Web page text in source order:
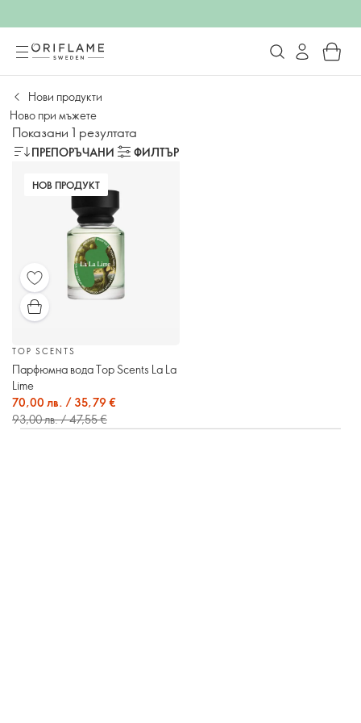
Нови продукти
Ново при мъжете
Показани 1 резултата
ПРЕПОРЪЧАНИ ФИЛТЪР
НОВ ПРОДУКТ
TOP SCENTS
Парфюмна вода Top Scents La La
Lime
70,00 лв. / 35,79 €
93,00 лв. / 47,55 €